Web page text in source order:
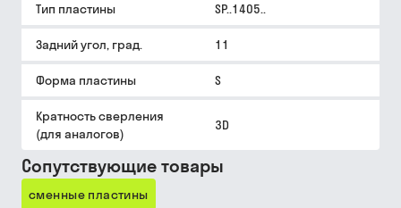
Тип пластины SP..1405..
Задний угол, град. 11
Форма пластины S
Кратность сверления
(для аналогов)
3D
Сопутствующие товары
сменные пластины